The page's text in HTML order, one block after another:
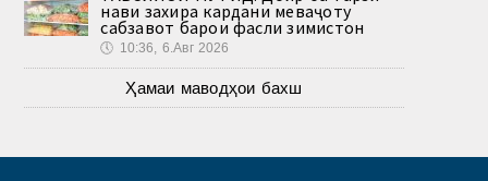
нави захира кардани меваҷоту
сабзавот барои фасли зимистон
🕔 10:36, 6.Авг 2026
Ҳамаи маводҳои бахш